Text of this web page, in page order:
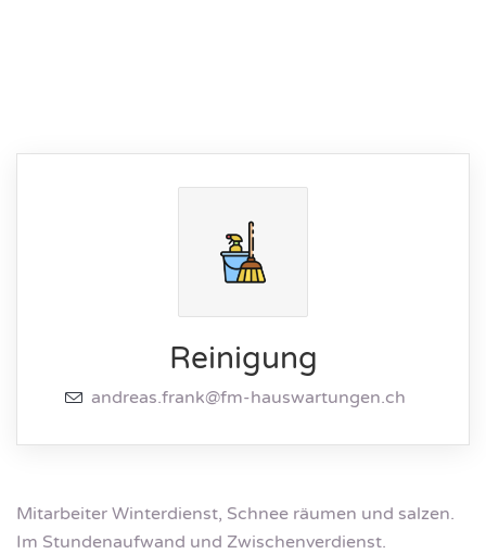
Reinigung
andreas.frank@fm-hauswartungen.ch
Mitarbeiter Winterdienst, Schnee räumen und salzen.
Im Stundenaufwand und Zwischenverdienst.